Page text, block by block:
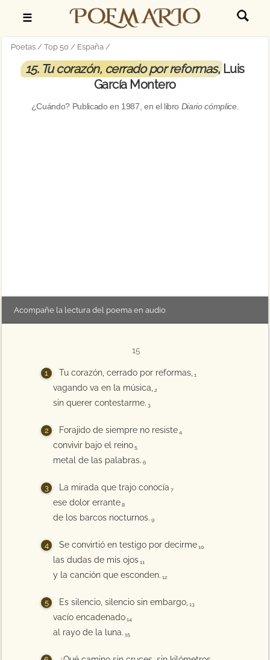
☰
Poetas Top 50 España
15. Tu corazón, cerrado por reformas, Luis
García Montero
¿Cuándo? Publicado en 1987 , en el libro Diario cómplice.
Acompañe la lectura del poema en audio
15
Tu corazón, cerrado por reformas, 1
vagando va en la música, 2
sin querer contestarme. 3
Forajido de siempre no resiste 4
convivir bajo el reino 5
metal de las palabras. 6
La mirada que trajo conocía 7
ese dolor errante 8
de los barcos nocturnos. 9
Se convirtió en testigo por decirme 10
las dudas de mis ojos 11
y la canción que esconden. 12
Es silencio, silencio sin embargo, 13
vacío encadenado 14
al rayo de la luna. 15